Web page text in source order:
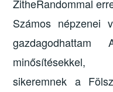
ZitheRandommal
Számos népzenei
minősítésekkel,
sikeremnek a